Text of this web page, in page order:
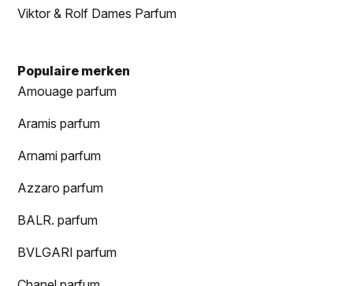
Viktor & Rolf Dames Parfum
Populaire merken
Amouage parfum
Aramis parfum
Arnami parfum
Azzaro parfum
BALR. parfum
BVLGARI parfum